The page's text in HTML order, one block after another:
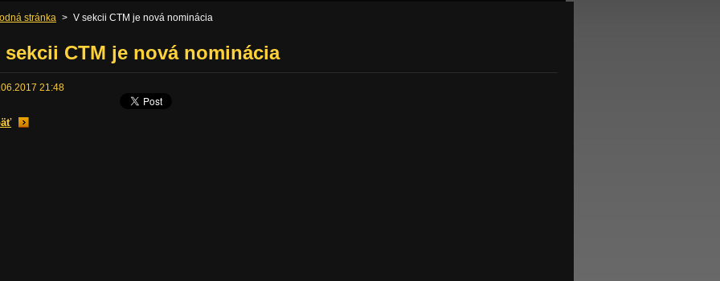
stránka > V sekcii CTM je nová nominácia
sekcii CTM je nová nominácia
21:48